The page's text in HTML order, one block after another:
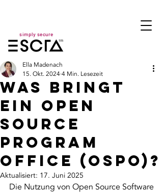
simply secure
Was bringt
ein Open
Source
Program
Office (OSPO)?
Ella Madenach
15. Okt. 20244 Min. Lesezeit
Aktualisiert: 17. Juni 2025
Die Nutzung von Open Source Software